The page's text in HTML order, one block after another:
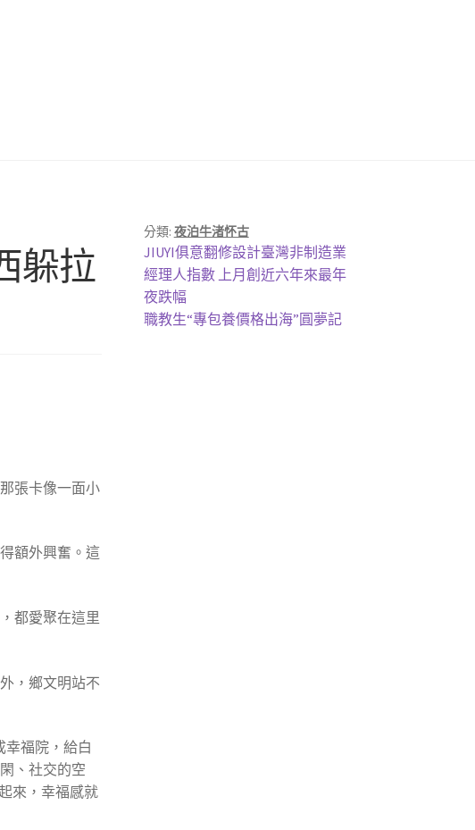
躲拉
那張卡像一面小
額外興奮。這
都愛聚在這里
，鄉文明站不
幸福院，給白
、社交的空
來，幸福感就
分類: 夜泊牛渚怀古
上
一
篇
文
JIUYI俱意翻修設計臺灣非制造業
經理人指數 上月創近六年來最年
夜跌幅
下
職教生“專包養價格出海”圓夢記